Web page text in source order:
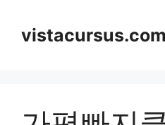
contentvistacursus.com